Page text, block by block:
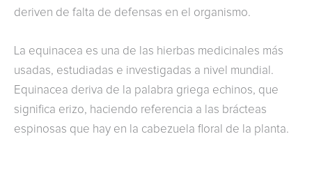
deriven de falta de defensas en el organismo.
La equinacea es una de las hierbas medicinales más
usadas, estudiadas e investigadas a nivel mundial.
Equinacea deriva de la palabra griega echinos, que
significa erizo, haciendo referencia a las brácteas
espinosas que hay en la cabezuela floral de la planta.